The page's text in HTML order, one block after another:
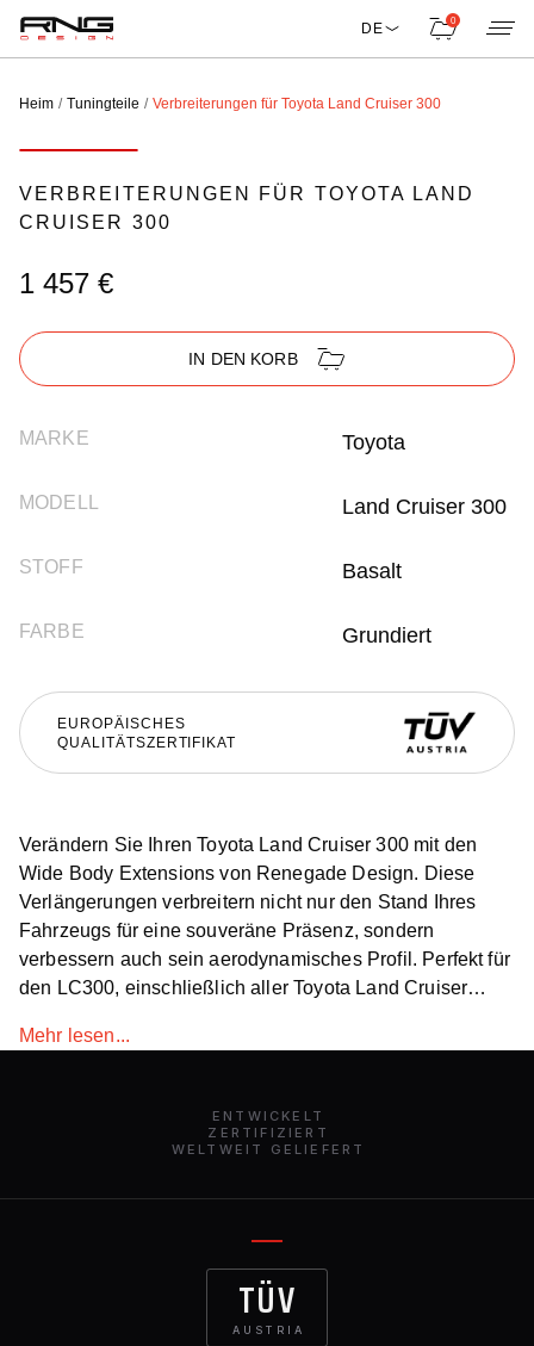
DE 0
Heim Tuningteile Verbreiterungen für Toyota Land Cruiser 300
VERBREITERUNGEN FÜR TOYOTA LAND
CRUISER 300
1 457 €
IN DEN KORB
MARKE Toyota
MODELL Land Cruiser 300
STOFF Basalt
FARBE Grundiert
EUROPÄISCHES
QUALITÄTSZERTIFIKAT
Verändern Sie Ihren Toyota Land Cruiser 300 mit den
Wide Body Extensions von Renegade Design. Diese
Verlängerungen verbreitern nicht nur den Stand Ihres
Fahrzeugs für eine souveräne Präsenz, sondern
verbessern auch sein aerodynamisches Profil. Perfekt für
den LC300, einschließlich aller Toyota Land Cruiser
aggressiveren und raffinierteren TLC300. Diese weltweit
Mehr lesen...
ENTWICKELT
ZERTIFIZIERT
WELTWEIT GELIEFERT
TÜV
AUSTRIA